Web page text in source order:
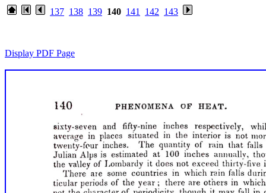
137 138 139 140 141 142 143
Display PDF Page